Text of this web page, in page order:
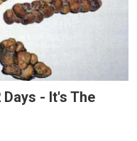
- It's The